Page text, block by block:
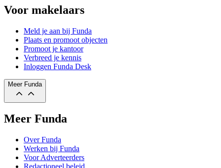
Voor makelaars
Meld je aan bij Funda
Plaats en promoot objecten
Promoot je kantoor
Verbreed je kennis
Inloggen Funda Desk
Meer Funda
Meer Funda
Over Funda
Werken bij Funda
Voor Adverteerders